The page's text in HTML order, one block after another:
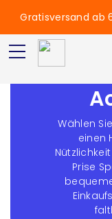
Wählen
einen
Prise
Gratisversand ab